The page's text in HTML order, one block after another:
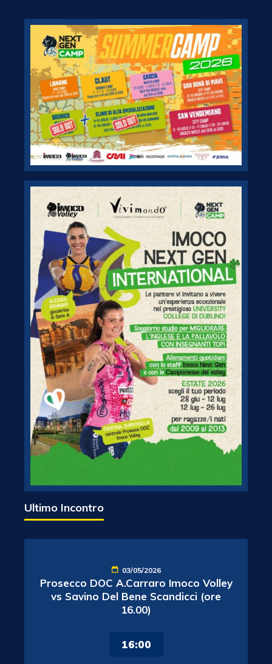
Ultimo Incontro
03/05/2026
Prosecco DOC A.Carraro Imoco Volley
vs Savino Del Bene Scandicci (ore
16.00)
16:00